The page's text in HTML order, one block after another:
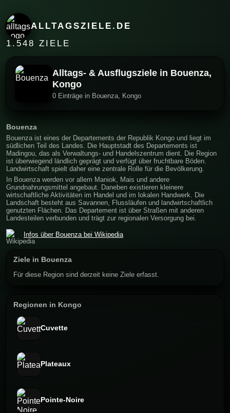
ALLTAGSZIELE.DE
1.548 ZIELE
Alltags- & Ausflugsziele in Bouenza,
Kongo
0 Einträge in Bouenza, Kongo
Bouenza
Bouenza ist eines der Departements der Republik Kongo und liegt im
südlichen Teil des Landes. Die Hauptstadt des Departements ist
Madingou, das als Verwaltungs- und Handelszentrum dient. Die Region
ist überwiegend ländlich geprägt und verfügt über fruchtbare Böden.
Landwirtschaft spielt daher eine zentrale Rolle für die Bevölkerung.
In Bouenza werden vor allem Maniok, Mais und andere
Grundnahrungsmittel angebaut. Daneben existieren kleinere
wirtschaftliche Aktivitäten im Handel und im lokalen Handwerk. Die
Landschaft besteht aus Savannen, Flussläufen und landwirtschaftlich
genutzten Flächen. Das Departement ist über Straßen mit anderen
Landesteilen verbunden und trägt zur regionalen Versorgung bei.
Infos über Bouenza bei Wikipedia
Ziele in Bouenza
Für diese Region sind derzeit keine Ziele erfasst.
Regionen in Kongo
Cuvette
Plateaux
Pointe-Noire